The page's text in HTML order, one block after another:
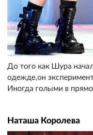
До того как Шура
одежде,он
Иногда голыми в
Наташа Королева